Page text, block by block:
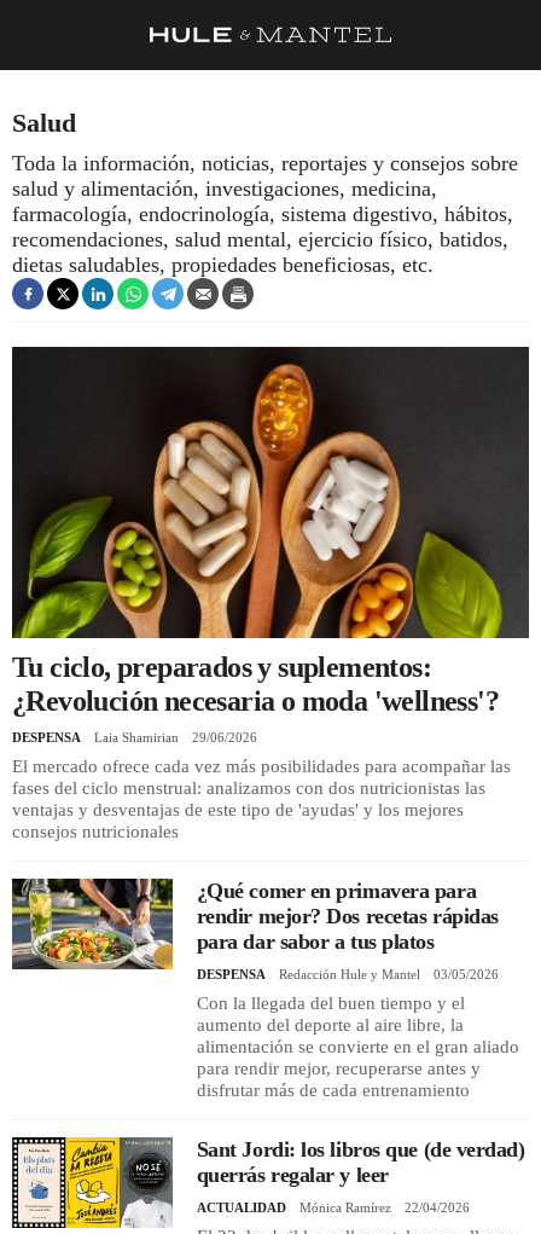
DESPENSA
BARRAS Y ESTRELLAS
DÓNDE COMER
A CUCHILLO
REGISTRO
INICIAR SESIÓN
Salud
Toda la información, noticias, reportajes y consejos sobre
salud y alimentación, investigaciones, medicina,
farmacología, endocrinología, sistema digestivo, hábitos,
recomendaciones, salud mental, ejercicio físico, batidos,
dietas saludables, propiedades beneficiosas, etc.
Tu ciclo, preparados y suplementos:
¿Revolución necesaria o moda 'wellness'?
DESPENSA Laia Shamirian 29/06/2026
El mercado ofrece cada vez más posibilidades para acompañar las
fases del ciclo menstrual: analizamos con dos nutricionistas las
ventajas y desventajas de este tipo de 'ayudas' y los mejores
consejos nutricionales
¿Qué comer en primavera para
rendir mejor? Dos recetas rápidas
para dar sabor a tus platos
DESPENSA Redacción Hule y Mantel 03/05/2026
Con la llegada del buen tiempo y el
aumento del deporte al aire libre, la
alimentación se convierte en el gran aliado
para rendir mejor, recuperarse antes y
disfrutar más de cada entrenamiento
Sant Jordi: los libros que (de verdad)
querrás regalar y leer
ACTUALIDAD Mónica Ramírez 22/04/2026